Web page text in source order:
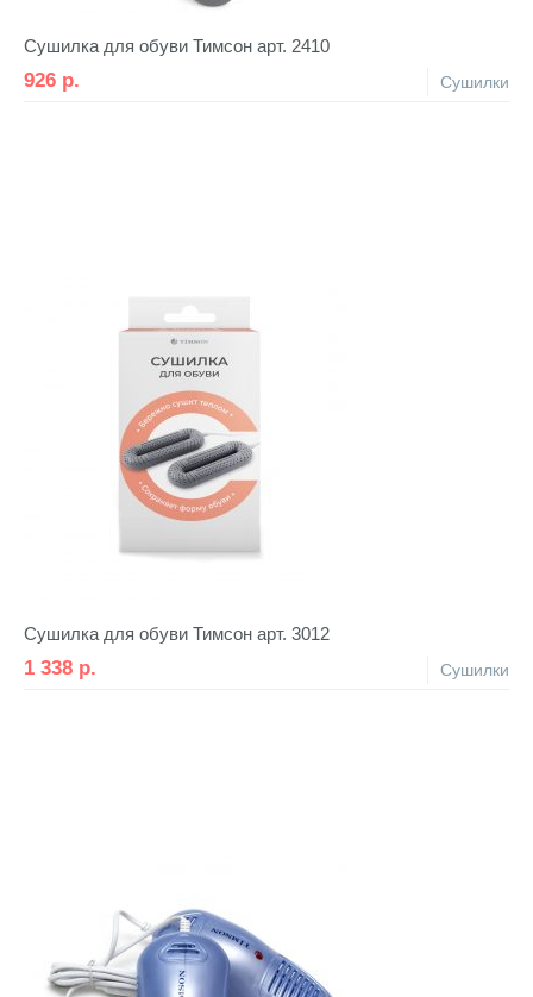
Сушилка для обуви Тимсон арт. 2410
Сушилки
926 р.
Сушилка для обуви Тимсон арт. 3012
Сушилки
1 338 р.